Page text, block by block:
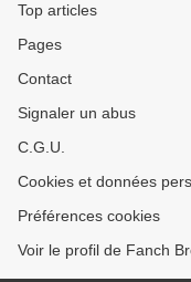
Top articles
Pages
Contact
Signaler un abus
C.G.U.
Cookies et données
Préférences cookies
Voir le profil de Fanch